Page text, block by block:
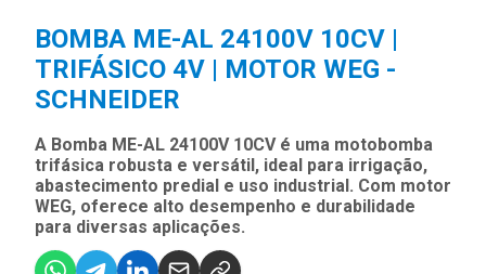
BOMBA ME-AL 24100V 10CV |
TRIFÁSICO 4V | MOTOR WEG -
SCHNEIDER
A Bomba ME-AL 24100V 10CV é uma motobomba
trifásica robusta e versátil, ideal para irrigação,
abastecimento predial e uso industrial. Com motor
WEG, oferece alto desempenho e durabilidade
para diversas aplicações.